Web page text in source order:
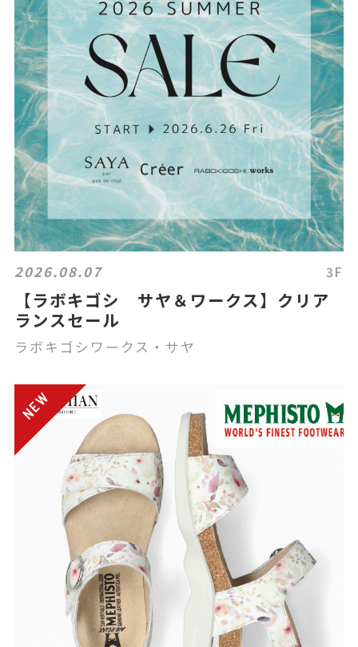
2026.08.07 3F
【ラボキゴシ サヤ＆ワークス】クリア
ランスセール
ラボキゴシワークス・サヤ